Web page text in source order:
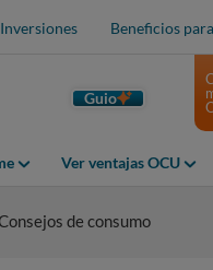
Beneficios
Guio
Ver ventajas OCU
de consumo